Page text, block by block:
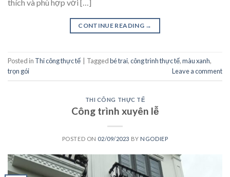
thích và phù hợp với […]
CONTINUE READING →
Posted in Thi công thực tế Taggedbé trai,công trình thực tế,màu xanh,
trọn gói
Leave a comment
THI CÔNG THỰC TẾ
Công trình xuyên lễ
POSTED ON 02/09/2023 BY NGODIEP